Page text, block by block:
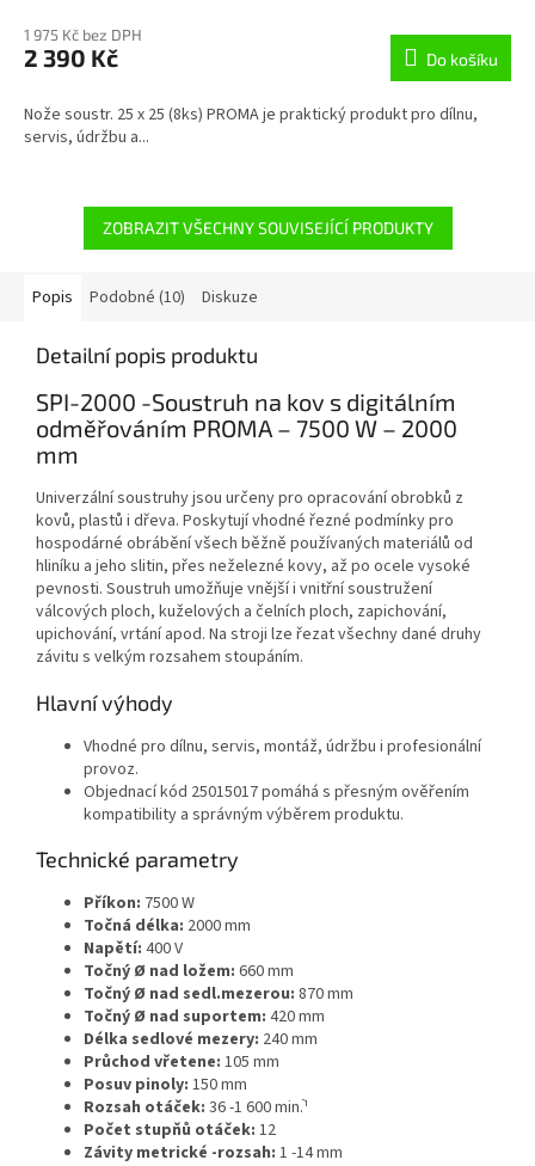
1 975 Kč bez DPH
2 390 Kč Do košíku
Nože soustr. 25 x 25 (8ks) PROMA je praktický produkt pro dílnu,
servis, údržbu a...
ZOBRAZIT VŠECHNY SOUVISEJÍCÍ PRODUKTY
Popis Podobné (10) Diskuze
Detailní popis produktu
SPI-2000 -Soustruh na kov s digitálním
odměřováním PROMA – 7500 W – 2000
mm
Univerzální soustruhy jsou určeny pro opracování obrobků z
kovů, plastů i dřeva. Poskytují vhodné řezné podmínky pro
hospodárné obrábění všech běžně používaných materiálů od
hliníku a jeho slitin, přes neželezné kovy, až po ocele vysoké
pevnosti. Soustruh umožňuje vnější i vnitřní soustružení
válcových ploch, kuželových a čelních ploch, zapichování,
upichování, vrtání apod. Na stroji lze řezat všechny dané druhy
závitu s velkým rozsahem stoupáním.
Hlavní výhody
Vhodné pro dílnu, servis, montáž, údržbu i profesionální
provoz.
Objednací kód 25015017 pomáhá s přesným ověřením
kompatibility a správným výběrem produktu.
Technické parametry
Příkon: 7500 W
Točná délka: 2000 mm
Napětí: 400 V
Točný Ø nad ložem: 660 mm
Točný Ø nad sedl.mezerou: 870 mm
Točný Ø nad suportem: 420 mm
Délka sedlové mezery: 240 mm
Průchod vřetene: 105 mm
Posuv pinoly: 150 mm
Rozsah otáček: 36 -1 600 min.ֿ¹
Počet stupňů otáček: 12
Závity metrické -rozsah: 1 -14 mm